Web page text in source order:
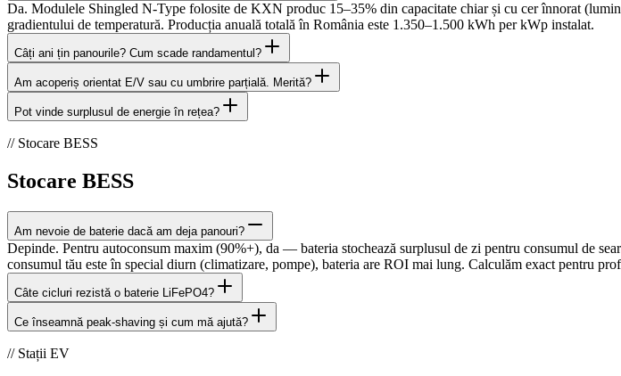
Da. Modulele Shingled N-Type folosite de KXN produc 15–35% din capacitate chiar și cu cer înnorat
gradientului de temperatură. Producția anuală totală în România este 1.350–1.500 kWh per kWp instalat.
Câți ani țin panourile? Cum scade randamentul?
Am acoperiș orientat E/V sau cu umbrire parțială. Merită?
Pot vinde surplusul de energie în rețea?
// Stocare BESS
Stocare BESS
Am nevoie de baterie dacă am deja panouri?
Depinde. Pentru autoconsum maxim (90%+), da — bateria stochează surplusul de zi pentru consumul de
consumul tău este în special diurn (climatizare, pompe), bateria are ROI mai lung. Calculăm exact pentru
Câte cicluri rezistă o baterie LiFePO4?
Ce înseamnă peak-shaving și cum mă ajută?
// Stații EV